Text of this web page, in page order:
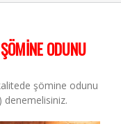
ODUNU
şömine odunu
denemelisiniz.